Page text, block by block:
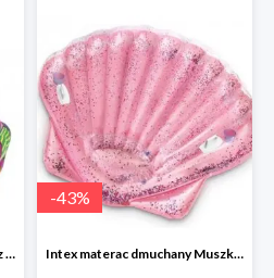
Bestway Nadmuchiwany Struś z uchwytami -47%
-43%
Intex materac dmuchany Muszka -42%